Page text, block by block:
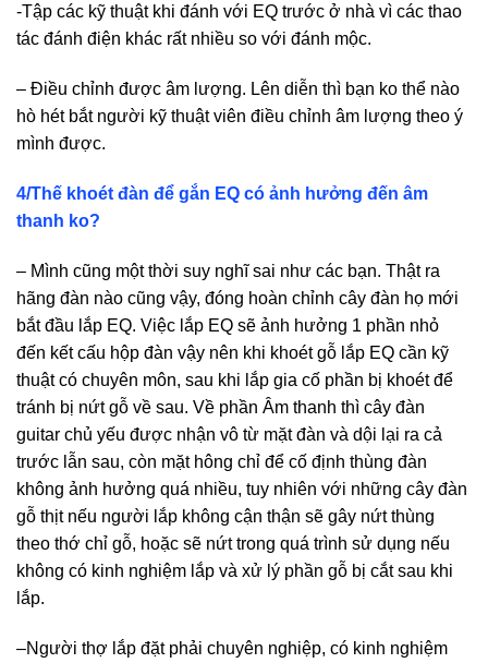
-Tập các kỹ thuật khi đánh với EQ trước ở nhà vì các thao
tác đánh điện khác rất nhiều so với đánh mộc.
– Điều chỉnh được âm lượng. Lên diễn thì bạn ko thể nào
hò hét bắt người kỹ thuật viên điều chỉnh âm lượng theo ý
mình được.
4/Thế khoét đàn để gắn EQ có ảnh hưởng đến âm
thanh ko?
– Mình cũng một thời suy nghĩ sai như các bạn. Thật ra
hãng đàn nào cũng vậy, đóng hoàn chỉnh cây đàn họ mới
bắt đầu lắp EQ. Việc lắp EQ sẽ ảnh hưởng 1 phần nhỏ
đến kết cấu hộp đàn vậy nên khi khoét gỗ lắp EQ cần kỹ
thuật có chuyên môn, sau khi lắp gia cố phần bị khoét để
tránh bị nứt gỗ về sau. Về phần Âm thanh thì cây đàn
guitar chủ yếu được nhận vô từ mặt đàn và dội lại ra cả
trước lẫn sau, còn mặt hông chỉ để cố định thùng đàn
không ảnh hưởng quá nhiều, tuy nhiên với những cây đàn
gỗ thịt nếu người lắp không cận thận sẽ gây nứt thùng
theo thớ chỉ gỗ, hoặc sẽ nứt trong quá trình sử dụng nếu
không có kinh nghiệm lắp và xử lý phần gỗ bị cắt sau khi
lắp.
–Người thợ lắp đặt phải chuyên nghiệp, có kinh nghiệm